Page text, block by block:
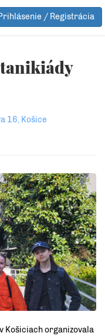
/ Registrácia
16, Košice
Košiciach organizovala